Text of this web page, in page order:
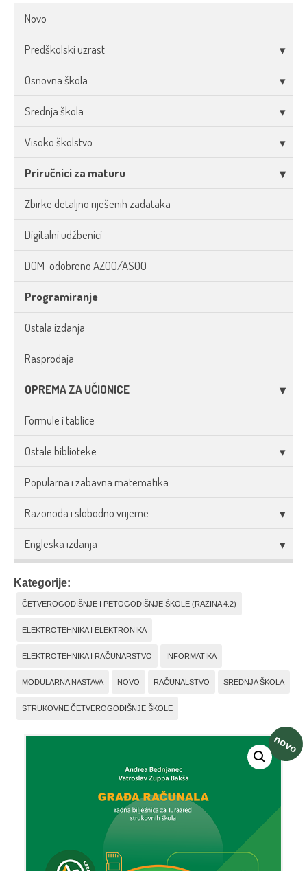
Novo
Predškolski uzrast
Osnovna škola
Srednja škola
Visoko školstvo
Priručnici za maturu
Zbirke detaljno riješenih zadataka
Digitalni udžbenici
DOM-odobreno AZOO/ASOO
Programiranje
Ostala izdanja
Rasprodaja
OPREMA ZA UČIONICE
Formule i tablice
Ostale biblioteke
Popularna i zabavna matematika
Razonoda i slobodno vrijeme
Engleska izdanja
Kategorije:
ČETVEROGODIŠNJE I PETOGODIŠNJE ŠKOLE (RAZINA 4.2)
ELEKTROTEHNIKA I ELEKTRONIKA
ELEKTROTEHNIKA I RAČUNARSTVO INFORMATIKA
MODULARNA NASTAVA NOVO RAČUNALSTVO SREDNJA ŠKOLA
STRUKOVNE ČETVEROGODIŠNJE ŠKOLE
novo